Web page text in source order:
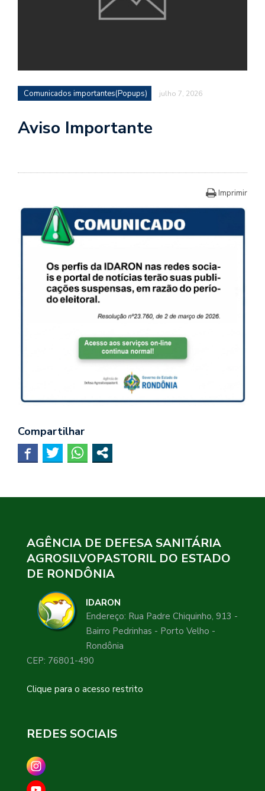
Comunicados importantes(Popups) julho 7, 2026
Aviso Importante
Imprimir
Compartilhar
AGÊNCIA DE DEFESA SANITÁRIA
AGROSILVOPASTORIL DO ESTADO
DE RONDÔNIA
IDARON
Endereço: Rua Padre Chiquinho, 913 -
Bairro Pedrinhas - Porto Velho -
Rondônia
CEP: 76801-490
Clique para o acesso restrito
REDES SOCIAIS